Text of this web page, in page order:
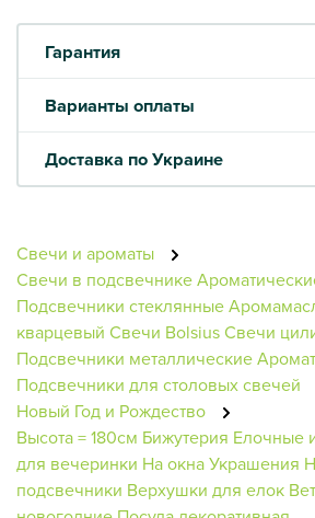
Гарантия
Варианты оплаты
Доставка по Украине
Свечи и ароматы
Свечи в подсвечнике
Подсвечники стеклянные
кварцевый Свечи BolsiusСвечи
Подсвечники металлические
Подсвечники для столовых свечей
Новый Год и Рождество
Высота = 180см Бижутерия Елочные
для вечеринки На окнаУкрашения
подсвечники Верхушки для елок